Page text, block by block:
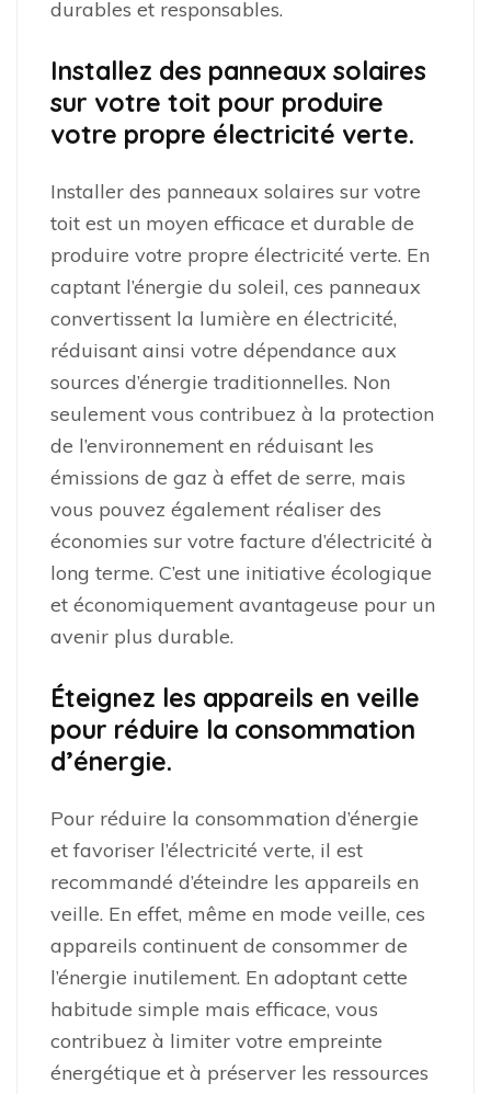
durables et responsables.
Installez des panneaux solaires
sur votre toit pour produire
votre propre électricité verte.
Installer des panneaux solaires sur votre
toit est un moyen efficace et durable de
produire votre propre électricité verte. En
captant l’énergie du soleil, ces panneaux
convertissent la lumière en électricité,
réduisant ainsi votre dépendance aux
sources d’énergie traditionnelles. Non
seulement vous contribuez à la protection
de l’environnement en réduisant les
émissions de gaz à effet de serre, mais
vous pouvez également réaliser des
économies sur votre facture d’électricité à
long terme. C’est une initiative écologique
et économiquement avantageuse pour un
avenir plus durable.
Éteignez les appareils en veille
pour réduire la consommation
d’énergie.
Pour réduire la consommation d’énergie
et favoriser l’électricité verte, il est
recommandé d’éteindre les appareils en
veille. En effet, même en mode veille, ces
appareils continuent de consommer de
l’énergie inutilement. En adoptant cette
habitude simple mais efficace, vous
contribuez à limiter votre empreinte
énergétique et à préserver les ressources